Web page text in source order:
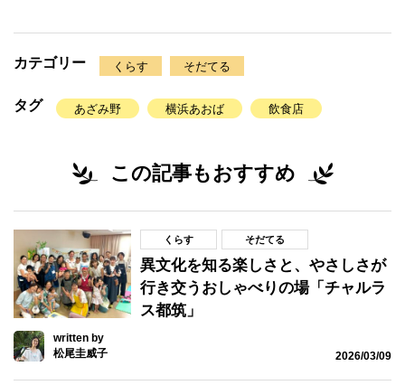
カテゴリー くらす そだてる
タグ あざみ野 横浜あおば 飲食店
この記事もおすすめ
くらす そだてる
異文化を知る楽しさと、やさしさが
行き交うおしゃべりの場「チャルラ
ス都筑」
written by
松尾圭威子
2026/03/09